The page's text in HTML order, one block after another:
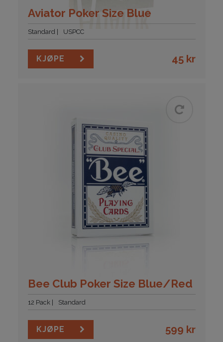
Aviator Poker Size Blue
Standard USPCC
KJØPE 45 kr
Bee Club Poker Size Blue/Red
12 Pack Standard
KJØPE 599 kr